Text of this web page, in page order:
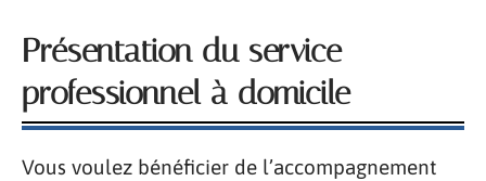
Présentation du service
professionnel à domicile
Vous voulez bénéficier de l’accompagnement